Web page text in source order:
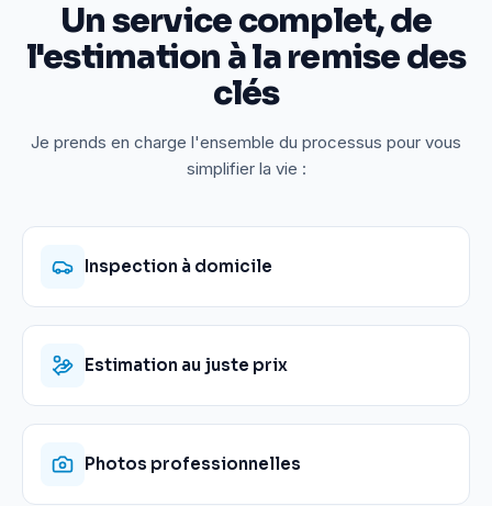
Un service complet, de
l'estimation à la remise des
clés
Je prends en charge l'ensemble du processus pour vous
simplifier la vie :
Inspection à domicile
Estimation au juste prix
Photos professionnelles